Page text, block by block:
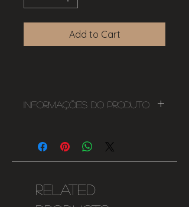
Add to Cart
Informações do Produto
350lms
2200K
220-240V
Related